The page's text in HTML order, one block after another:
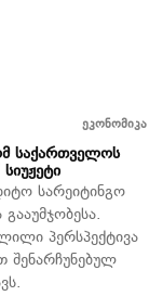
ეკონომიკა
საქართველოს
სარეიტინგო
პერსპექტივა
შენარჩუნებულ